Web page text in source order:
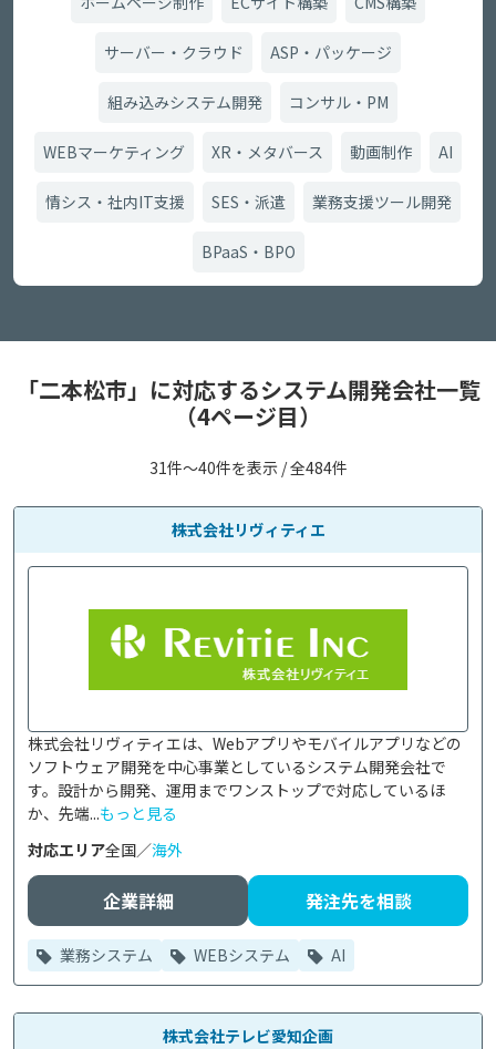
サーバー・クラウド ASP・パッケージ
組み込みシステム開発 コンサル・PM
WEBマーケティング XR・メタバース 動画制作 AI
情シス・社内IT支援 SES・派遣 業務支援ツール開発
BPaaS・BPO
「二本松市」に対応するシステム開発会社一覧
（4ページ目）
31件〜40件を表示 / 全484件
株式会社リヴィティエ
株式会社リヴィティエは、Webアプリやモバイルアプリなどの
ソフトウェア開発を中心事業としているシステム開発会社で
す。設計から開発、運用までワンストップで対応しているほ
か、先端...もっと見る
対応エリア全国／海外
企業詳細 発注先を相談
業務システム WEBシステム AI
株式会社テレビ愛知企画